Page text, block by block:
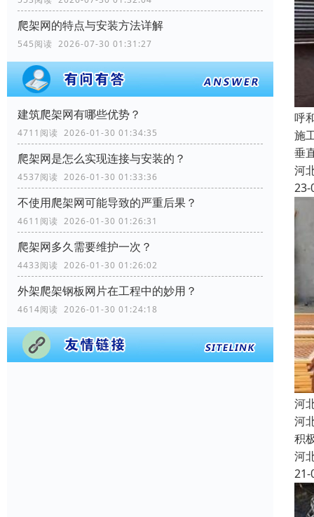
爬架网的特点与安装方法详解
545阅读 2026-07-30 01:31:27
建筑爬架网有哪些优势？
4711阅读 2026-01-30 01:34:35
爬架网是怎么实现连接与安装的？
4537阅读 2026-01-30 01:33:36
不使用爬架网可能导致的严重后果？
4611阅读 2026-01-30 01:26:31
爬架网多久需要维护一次？
4433阅读 2026-01-30 01:26:02
外架爬架钢板网片在工程中的妙用？
4614阅读 2026-01-30 01:24:18
呼
施
垂
河
23-
河
河
积
河
21-